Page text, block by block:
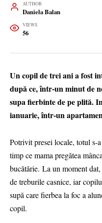
AUTHOR
Daniela Balan
VIEWS
56
Un copil de trei ani a fost
după ce, într-un minut de
supa fierbinte de pe plită.
ianuarie, într-un
Potrivit presei locale, totul s-
timp ce mama pregătea
bucătărie. La un moment
de treburile casnice, iar
supă care fierbea la foc a
copil.